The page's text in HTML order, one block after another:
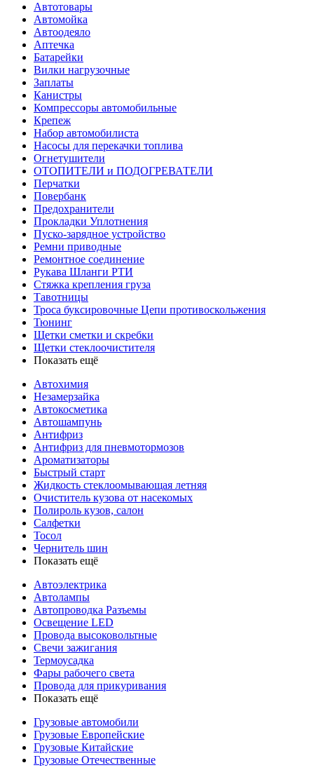
Автотовары
Автомойка
Автоодеяло
Аптечка
Батарейки
Вилки нагрузочные
Заплаты
Канистры
Компрессоры автомобильные
Крепеж
Набор автомобилиста
Насосы для перекачки топлива
Огнетушители
ОТОПИТЕЛИ и ПОДОГРЕВАТЕЛИ
Перчатки
Повербанк
Предохранители
Прокладки Уплотнения
Пуско-зарядное устройство
Ремни приводные
Ремонтное соединение
Рукава Шланги РТИ
Стяжка крепления груза
Тавотницы
Троса буксировочные Цепи противоскольжения
Тюнинг
Щетки сметки и скребки
Щетки стеклоочистителя
Показать ещё
Автохимия
Незамерзайка
Автокосметика
Автошампунь
Антифриз
Антифриз для пневмотормозов
Ароматизаторы
Быстрый старт
Жидкость стеклоомывающая летняя
Очиститель кузова от насекомых
Полироль кузов, салон
Салфетки
Тосол
Чернитель шин
Показать ещё
Автоэлектрика
Автолампы
Автопроводка Разъемы
Освещение LED
Провода высоковольтные
Свечи зажигания
Термоусадка
Фары рабочего света
Провода для прикуривания
Показать ещё
Грузовые автомобили
Грузовые Европейские
Грузовые Китайские
Грузовые Отечественные